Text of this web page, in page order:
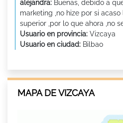
alejandra: Buenas, debido a
marketing ,no hize por si
superior ,por lo que ahora ,no
Usuario en provincia: Vizcaya
Usuario en ciudad: Bilbao
MAPA DE VIZCAYA